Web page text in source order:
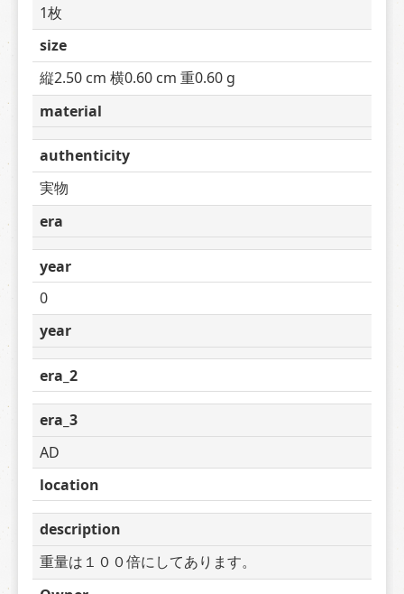
1枚
size
縦2.50 cm 横0.60 cm 重0.60 g
material
authenticity
実物
era
year
0
year
era_2
era_3
AD
location
description
重量は１００倍にしてあります。